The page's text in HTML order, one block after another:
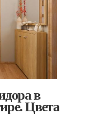
в
Цвета